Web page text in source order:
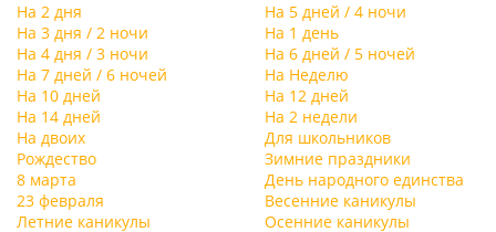
На 2 дня
На 5 дней / 4 ночи
На 3 дня / 2 ночи
На 1 день
На 4 дня / 3 ночи
На 6 дней / 5 ночей
На 7 дней / 6 ночей
На Неделю
На 10 дней
На 12 дней
На 14 дней
На 2 недели
На двоих
Для школьников
Рождество
Зимние праздники
8 марта
День народного единства
23 февраля
Весенние каникулы
Летние каникулы
Осенние каникулы